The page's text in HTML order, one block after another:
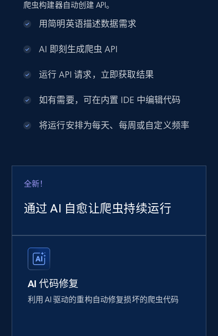
爬虫构建器自动创建 API。
用简明英语描述数据需求
AI 即刻生成爬虫 API
运行 API 请求，立即获取结果
如有需要，可在内置 IDE 中编辑代码
将运行安排为每天、每周或自定义频率
全新！
通过 AI 自愈让爬虫持续运行
AI 代码修复
利用 AI 驱动的重构自动修复损坏的爬虫代码